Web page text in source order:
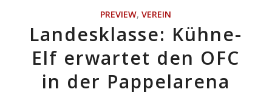
PREVIEW,VEREIN
Landesklasse: Kühne-
Elf erwartet den OFC
in der Pappelarena